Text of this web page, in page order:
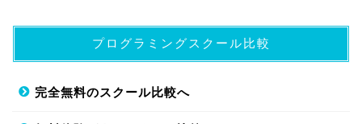
プログラミングスクール比較
完全無料のスクール比較へ